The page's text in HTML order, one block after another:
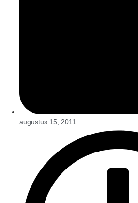
augustus 15, 2011